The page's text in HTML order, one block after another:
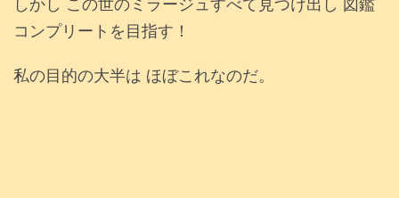
しかし この世のミラージュすべて見つけ出し 図鑑
コンプリートを目指す！
私の目的の大半は ほぼこれなのだ。